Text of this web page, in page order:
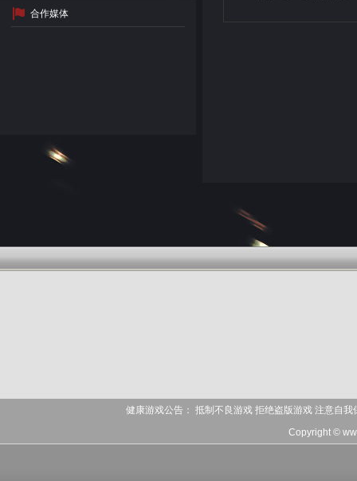
合作媒体
健康游戏公告： 抵制不良游戏 拒绝盗版游戏 注意自
Copyright ©